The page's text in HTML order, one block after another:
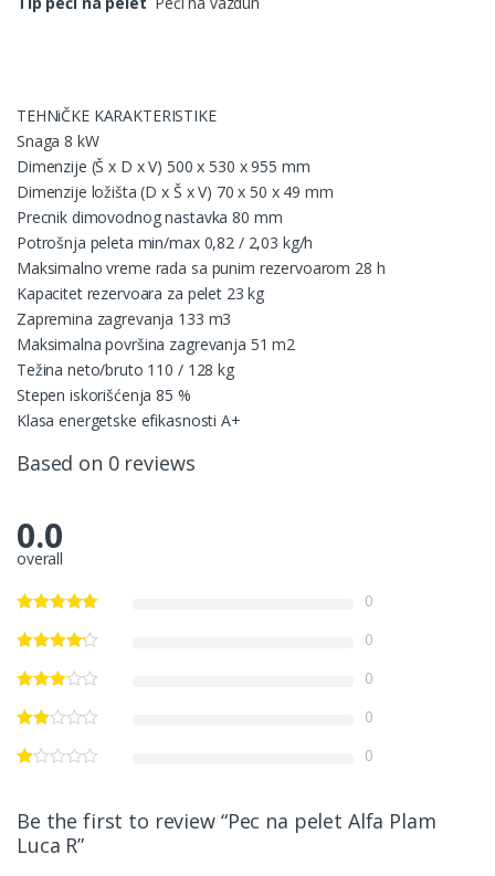
TEHNiČKE KARAKTERISTIKE
Snaga 8 kW
Dimenzije (Š x D x V) 500 x 530 x 955 mm
Dimenzije ložišta (D x Š x V) 70 x 50 x 49 mm
Precnik dimovodnog nastavka 80 mm
Potrošnja peleta min/max 0,82 / 2,03 kg/h
Maksimalno vreme rada sa punim rezervoarom 28 h
Kapacitet rezervoara za pelet 23 kg
Zapremina zagrevanja 133 m3
Maksimalna površina zagrevanja 51 m2
Težina neto/bruto 110 / 128 kg
Stepen iskorišćenja 85 %
Klasa energetske efikasnosti A+
Based on 0 reviews
0.0
overall
0
0
0
0
0
Be the first to review “Pec na pelet Alfa Plam
Luca R”